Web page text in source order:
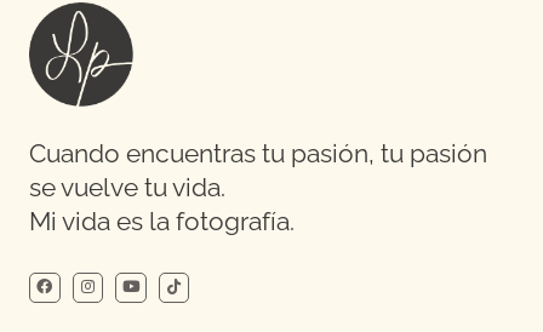
Cuando encuentras tu pasión, tu pasión
se vuelve tu vida.
Mi vida es la fotografía.